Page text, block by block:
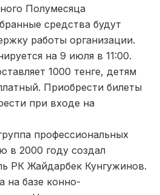
Полумесяца
средства будут
работы организации.
на 9 июля в 11:00.
1000 тенге, детям
Приобрести билеты
при входе на
профессиональных
в 2000 году создал
РК Жайдарбек Кунгужинов.
на базе конно-